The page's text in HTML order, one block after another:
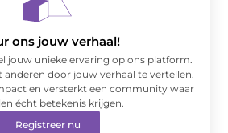
ons jouw verhaal!
jouw unieke ervaring op ons platform.
door jouw verhaal te vertellen.
en versterkt een community waar
écht betekenis krijgen.
Registreer nu